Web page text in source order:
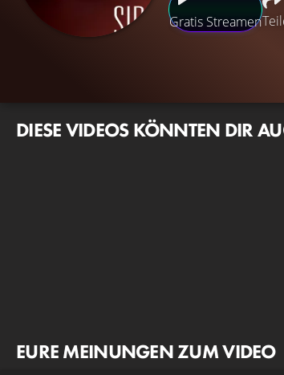
Gratis Streamen
DIESE VIDEOS KÖNNTEN DIR
EURE MEINUNGEN ZUM VIDEO